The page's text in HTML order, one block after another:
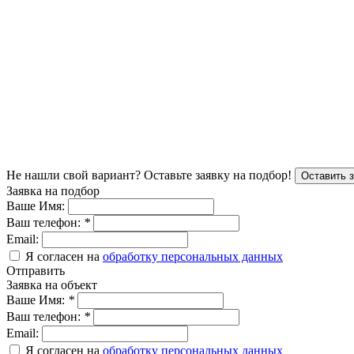
Не нашли свой вариант? Оставьте заявку на подбор! Оставить
Заявка на подбор
Ваше Имя:
Ваш телефон: *
Email:
Я согласен на обработку персональных данных
Отправить
Заявка на объект
Ваше Имя: *
Ваш телефон: *
Email:
Я согласен на обработку персональных данных